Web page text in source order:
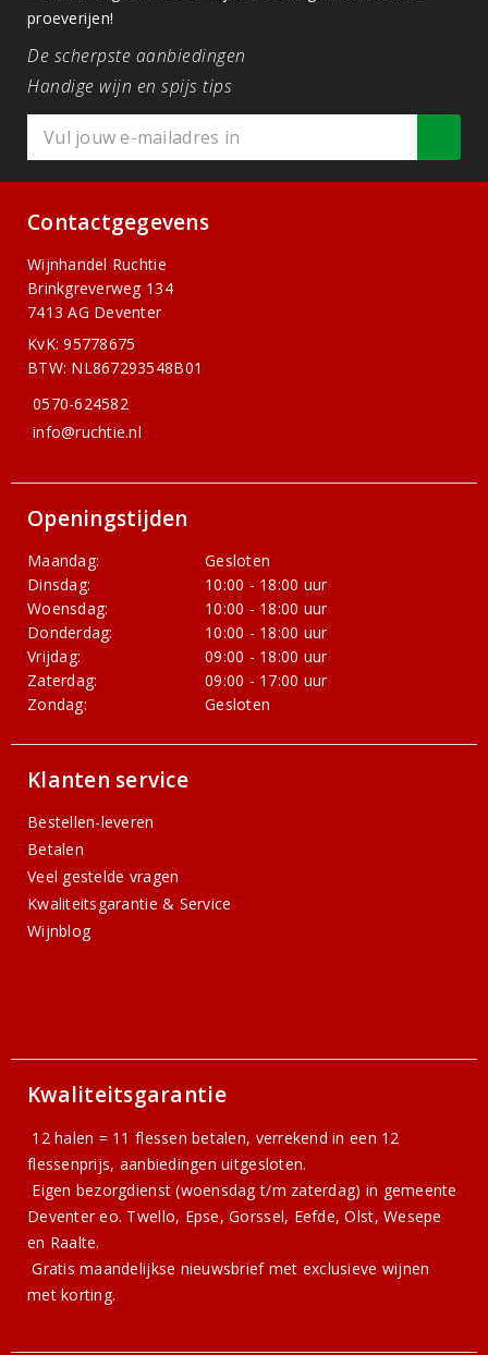
proeverijen!
De scherpste aanbiedingen
Handige wijn en spijs tips
Contactgegevens
Wijnhandel Ruchtie
Brinkgreverweg 134
7413 AG Deventer
KvK: 95778675
BTW: NL867293548B01
0570-624582
info@ruchtie.nl
Openingstijden
Maandag:
Gesloten
Dinsdag:
10:00 - 18:00 uur
Woensdag:
10:00 - 18:00 uur
Donderdag:
10:00 - 18:00 uur
Vrijdag:
09:00 - 18:00 uur
Zaterdag:
09:00 - 17:00 uur
Zondag:
Gesloten
Klanten service
Bestellen-leveren
Betalen
Veel gestelde vragen
Kwaliteitsgarantie & Service
Wijnblog
Kwaliteitsgarantie
12 halen = 11 flessen betalen, verrekend in een 12
flessenprijs, aanbiedingen uitgesloten.
Eigen bezorgdienst (woensdag t/m zaterdag) in gemeente
Deventer eo. Twello, Epse, Gorssel, Eefde, Olst, Wesepe
en Raalte.
Gratismaandelijkse nieuwsbriefmet exclusieve wijnen
met korting.